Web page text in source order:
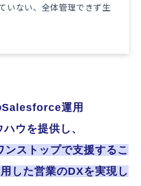
いない、全体管理できず生
Salesforce運用
ウを提供し、
した営業のDXを実現し